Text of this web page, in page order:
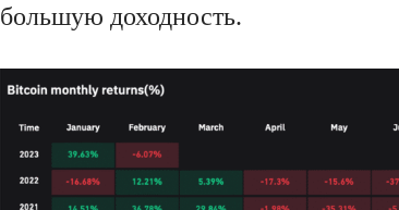
большую доходность.